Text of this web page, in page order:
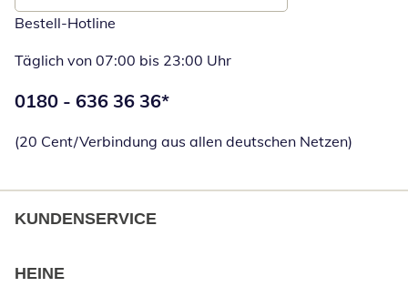
Bestell-Hotline
Täglich von 07:00 bis 23:00 Uhr
Telefonnummer:
0180 - 636 36 36*
(20 Cent/Verbindung aus allen deutschen Netzen)
KUNDENSERVICE
HEINE